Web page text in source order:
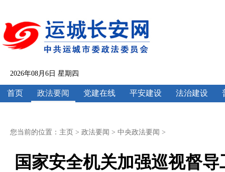
2026年08月6日 星期四
首页 政法要闻 党建在线 平安建设 法治建设
您当前的位置： 主页 > 政法要闻 > 中央政法要闻 >
国家安全机关加强巡视督